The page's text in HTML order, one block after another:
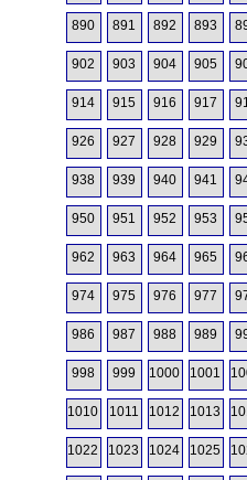
890 891 892 893
902 903 904 905
914 915 916 917
926 927 928 929
938 939 940 941
950 951 952 953
962 963 964 965
974 975 976 977
986 987 988 989
998 999 1000 1001
1010 1011 1012 1013
1022 1023 1024 1025